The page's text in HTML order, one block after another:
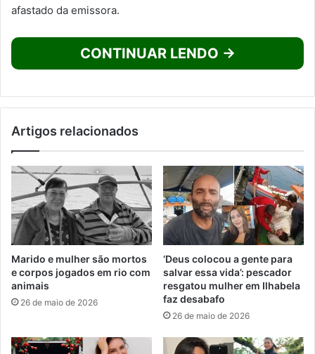
afastado da emissora.
CONTINUAR LENDO →
Artigos relacionados
Marido e mulher são mortos
e corpos jogados em rio com
animais
26 de maio de 2026
‘Deus colocou a gente para
salvar essa vida’: pescador
resgatou mulher em Ilhabela
faz desabafo
26 de maio de 2026